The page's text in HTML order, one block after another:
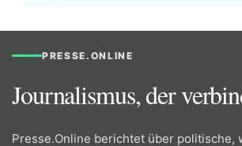
PRESSE.ONLINE
Journalismus, der
Presse.Online berichtet über politische,